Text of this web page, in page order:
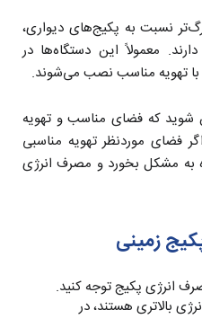
نسبت به پکیج‌های دیواری،
معمولاً این دستگاه‌ها در
با تهویه مناسب نصب می‌شوند.
شوید که فضای مناسب و تهویه
فضای موردنظر تهویه مناسبی
به مشکل بخورد و مصرف انرژی
زمینی
انرژی پکیج توجه کنید.
بالاتری هستند، در